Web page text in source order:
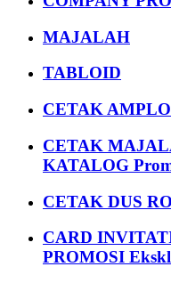
MAJALAH
TABLOID
CETAK
CETAK
KATALOG
CETAK DUS
CARD
PROMOSI